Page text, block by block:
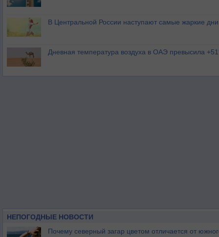
В Центральной России наступают самые жаркие дни
Дневная температура воздуха в ОАЭ превысила
НЕПОГОДНЫЕ НОВОСТИ
Почему северный загар цветом отличается от